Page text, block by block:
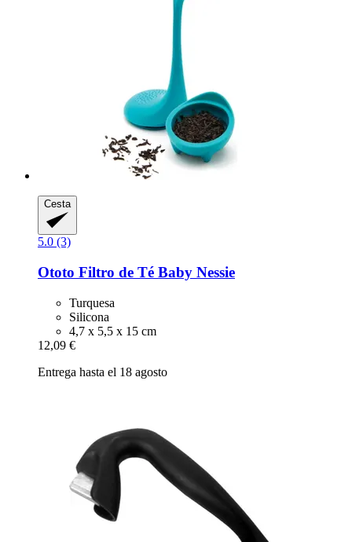
Cesta
5.0 (3)
Ototo Filtro de Té Baby Nessie
Turquesa
Silicona
4,7 x 5,5 x 15 cm
12,09 €
Entrega hasta el 18 agosto